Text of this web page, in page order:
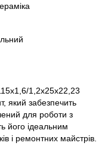
1,2x25x22,23
який забезпечить
для роботи з
його ідеальним
і ремонтних майстрів.